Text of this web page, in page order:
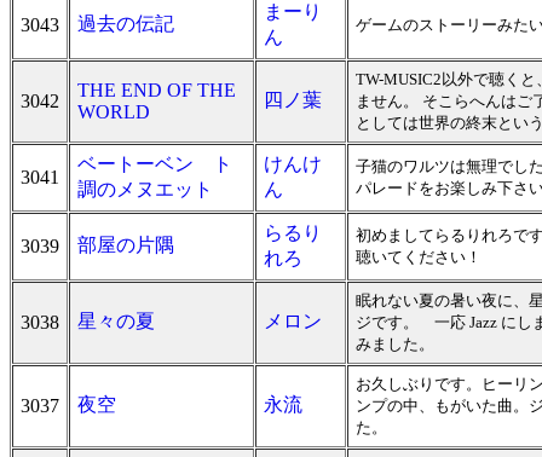
3043 過去の伝記
まーり
ん
ゲームのストーリーみた
3042
THE END OF THE
WORLD
四ノ葉
TW-MUSIC2以外で聴く
ません。 そこらへんはご
としては世界の終末とい
3041
ベートーベン ト
調のメヌエット
けんけ
ん
子猫のワルツは無理でし
パレードをお楽しみ下さ
3039 部屋の片隅
らるり
れろ
初めましてらるりれろで
聴いてください！
3038 星々の夏 メロン
眠れない夏の暑い夜に、
ジです。 一応 Jazz にし
みました。
3037 夜空 永流
お久しぶりです。ヒーリ
ンプの中、もがいた曲。
た。